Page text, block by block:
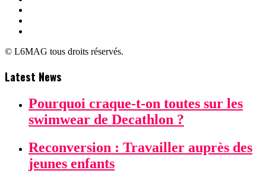
© L6MAG tous droits réservés.
Latest News
Pourquoi craque-t-on toutes sur les
swimwear de Decathlon ?
Reconversion : Travailler auprès des
jeunes enfants